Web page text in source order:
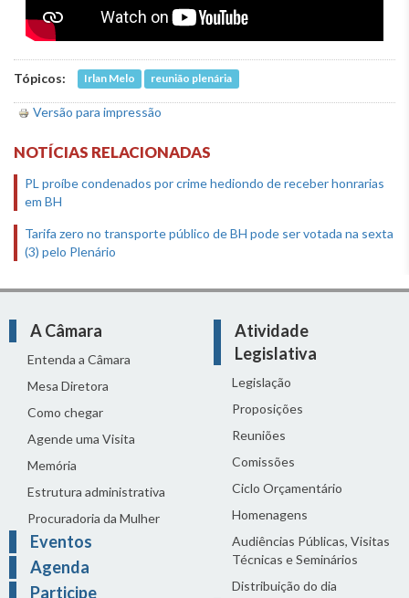
Tópicos: Irlan Melo reunião plenária
Versão para impressão
NOTÍCIAS RELACIONADAS
PL proíbe condenados por crime hediondo de receber honrarias
em BH
Tarifa zero no transporte público de BH pode ser votada na sexta
(3) pelo Plenário
A Câmara
Entenda a Câmara
Mesa Diretora
Como chegar
Agende uma Visita
Memória
Estrutura administrativa
Procuradoria da Mulher
Eventos
Agenda
Participe
Atividade
Legislativa
Legislação
Proposições
Reuniões
Comissões
Ciclo Orçamentário
Homenagens
Audiências Públicas, Visitas
Técnicas e Seminários
Distribuição do dia